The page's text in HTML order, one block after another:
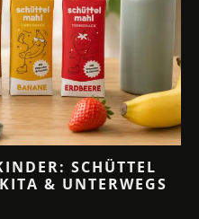
SCHÜTTEL
& UNTERWEGS